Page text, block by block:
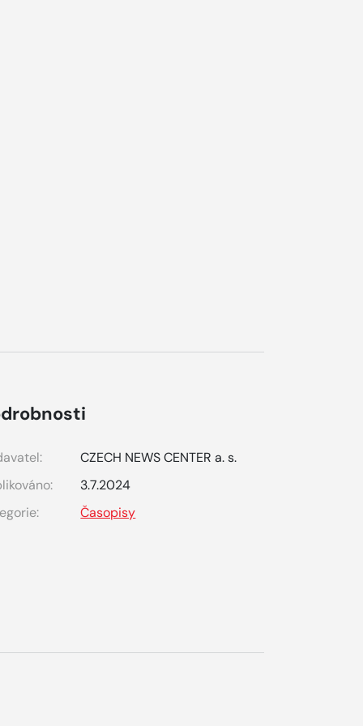
CZECH NEWS CENTER a. s.
3.7.2024
Časopisy